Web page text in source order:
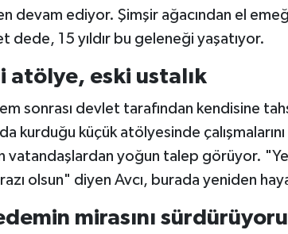
devam ediyor. Şimşir ağacından el
dede, 15 yıldır bu geleneği yaşatıyor.
atölye, eski ustalık
sonrası devlet tarafından kendisine
kurduğu küçük atölyesinde
vatandaşlardan yoğun talep görüyor.
olsun" diyen Avcı, burada yeniden
mirasını